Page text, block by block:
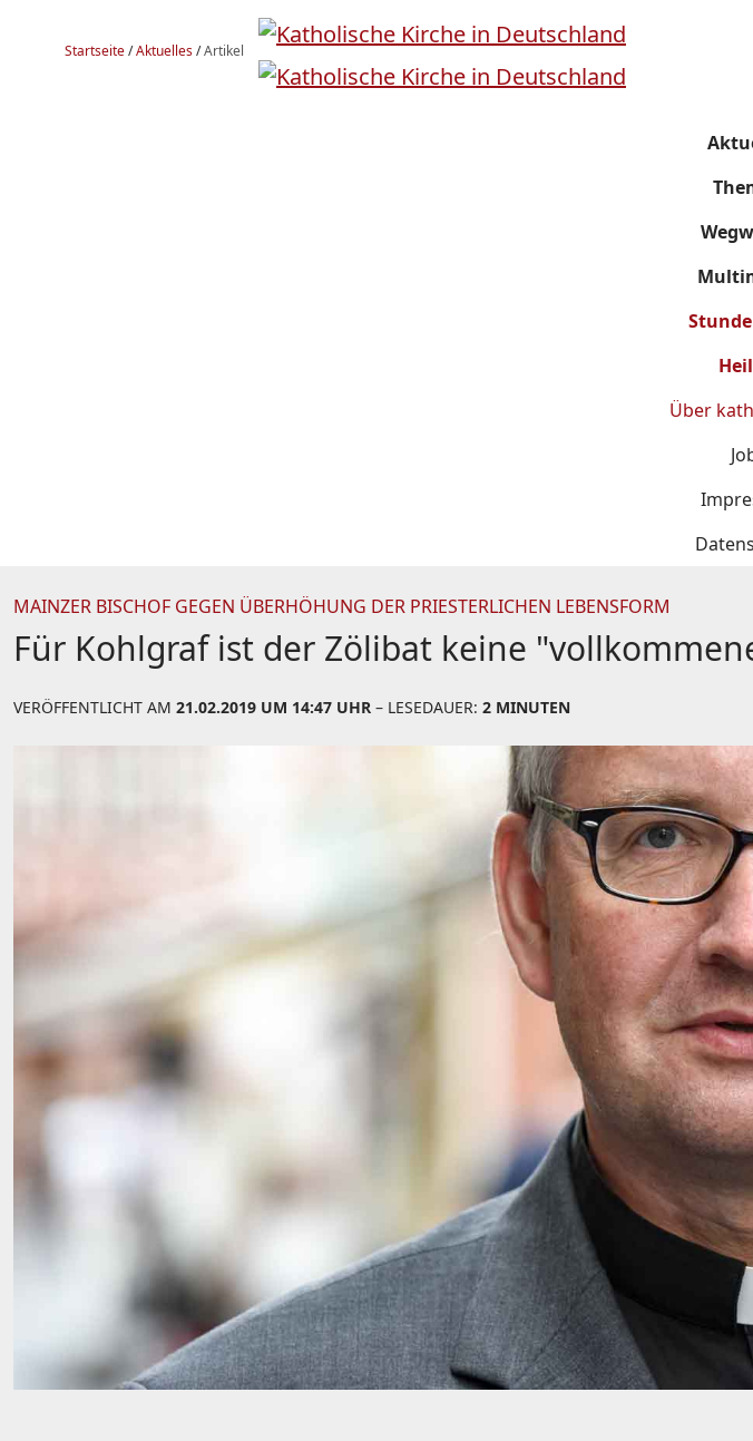
Startseite/Aktuelles/Artikel
Über
MAINZER BISCHOF GEGEN ÜBERHÖHUNG DER PRIESTERLICHEN LEBENSFORM
Für Kohlgraf ist der Zölibat keine
VERÖFFENTLICHT AM 21.02.2019 UM 14:47 UHR – LESEDAUER: 2 MINUTEN